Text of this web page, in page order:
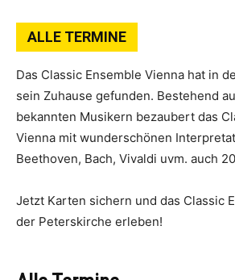
ALLE TERMINE
Das Classic Ensemble Vienna hat in
sein Zuhause gefunden. Bestehend
bekannten Musikern bezaubert das
Vienna mit wunderschönen
Beethoven, Bach, Vivaldi uvm. auch
Jetzt Karten sichern und das Classic
der Peterskirche erleben!